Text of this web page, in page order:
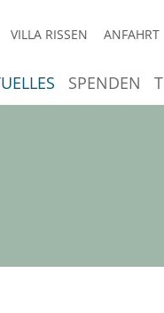
VILLA RISSEN ANFAHRT
SPENDEN